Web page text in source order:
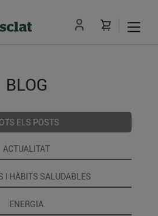
BLOG
ELS POSTS
ACTUALITAT
I HÀBITS SALUDABLES
ENERGIA